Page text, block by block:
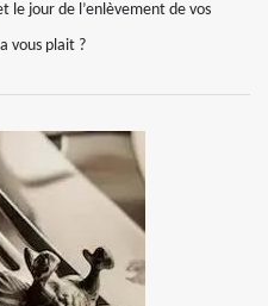
le jour de l’enlèvement de vos
vous plait ?